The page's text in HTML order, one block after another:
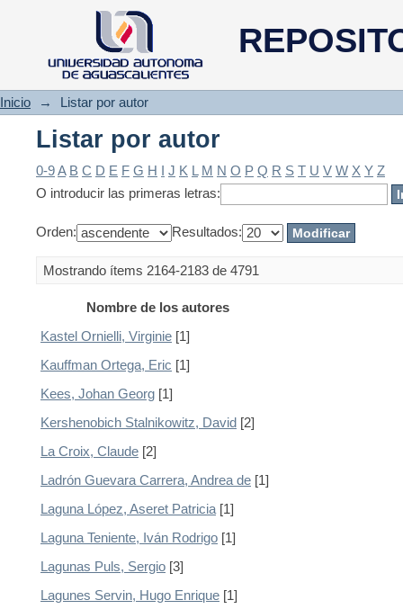
Listar por autor
Inicio → Listar por autor
Listar por autor
0-9A B C D E F G H I J K L M N O P Q R S T U V W X Y Z
O introducir las primeras letras:
Orden: Resultados:
Mostrando ítems 2164-2183 de 4791
Nombre de los autores
Kastel Ornielli, Virginie [1]
Kauffman Ortega, Eric [1]
Kees, Johan Georg [1]
Kershenobich Stalnikowitz, David [2]
La Croix, Claude [2]
Ladrón Guevara Carrera, Andrea de [1]
Laguna López, Aseret Patricia [1]
Laguna Teniente, Iván Rodrigo [1]
Lagunas Puls, Sergio [3]
Lagunes Servin, Hugo Enrique [1]